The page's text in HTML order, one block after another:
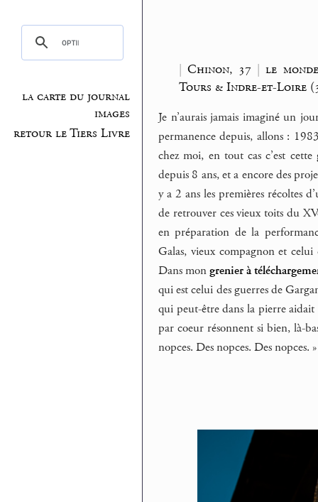
la carte du journal
images
retour le Tiers Livre
| Chinon, 37|le
Tours & Indre-et-Loire
Je n’aurais jamais imaginé un
permanence depuis, allons :
chez moi, en tout cas c’est
depuis 8 ans, et a encore des
y a 2 ans les premières récoltes
de retrouver ces vieux toits du
en préparation de la
Galas, vieux compagnon et
Dans mongrenier à
qui est celui des guerres de
qui peut-être dans la pierre aidait
par coeur résonnent si bien, là-
nopces. Des nopces. Des nopces.